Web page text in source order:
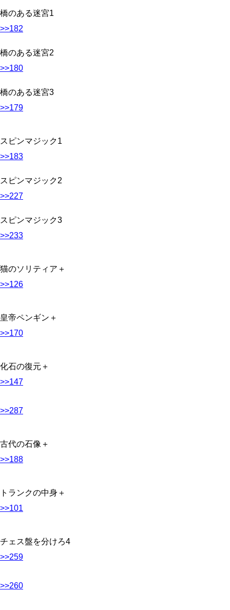
橋のある迷宮1
>>182
橋のある迷宮2
>>180
橋のある迷宮3
>>179
スピンマジック1
>>183
スピンマジック2
>>227
スピンマジック3
>>233
猫のソリティア＋
>>126
皇帝ペンギン＋
>>170
化石の復元＋
>>147
>>287
古代の石像＋
>>188
トランクの中身＋
>>101
チェス盤を分けろ4
>>259
>>260